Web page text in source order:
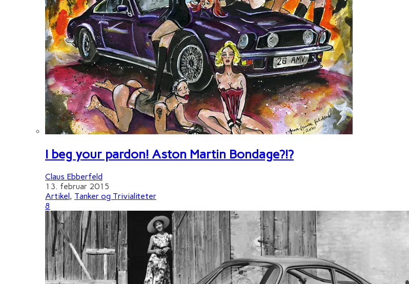
I beg your pardon! Aston Martin Bondage?!?
Claus Ebberfeld
13. februar 2015
Artikel, Tanker og Trivialiteter
8